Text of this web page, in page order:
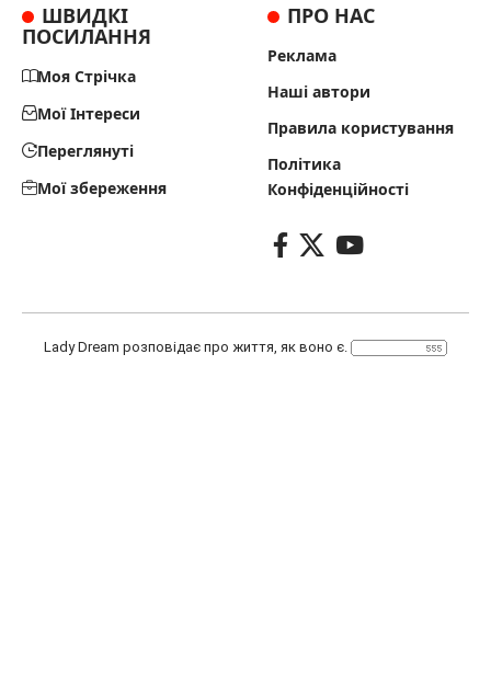
ШВИДКІ
ПОСИЛАННЯ
Моя Стрічка
Мої Інтереси
Переглянуті
Мої збереження
ПРО НАС
Реклама
Наші автори
Правила користування
Політика
Конфіденційності
Lady Dream розповідає про життя, як воно є.